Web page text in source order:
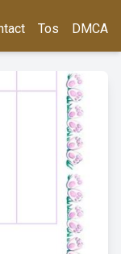
Tos DMCA